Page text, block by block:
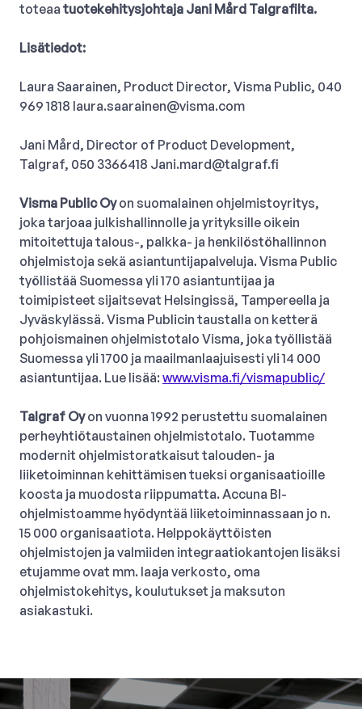
toteaa tuotekehitysjohtaja Jani Mård Talgrafilta.
Lisätiedot:
Laura Saarainen, Product Director, Visma Public, 040
969 1818 laura.saarainen@visma.com
Jani Mård, Director of Product Development,
Talgraf, 050 3366418 Jani.mard@talgraf.fi
Visma Public Oyon suomalainen ohjelmistoyritys,
joka tarjoaa julkishallinnolle ja yrityksille oikein
mitoitettuja talous-, palkka- ja henkilöstöhallinnon
ohjelmistoja sekä asiantuntijapalveluja. Visma Public
työllistää Suomessa yli 170 asiantuntijaa ja
toimipisteet sijaitsevat Helsingissä, Tampereella ja
Jyväskylässä. Visma Publicin taustalla on ketterä
pohjoismainen ohjelmistotalo Visma, joka työllistää
Suomessa yli 1700 ja maailmanlaajuisesti yli 14 000
asiantuntijaa. Lue lisää: www.visma.fi/vismapublic/
Talgraf Oyon vuonna 1992 perustettu suomalainen
perheyhtiötaustainen ohjelmistotalo. Tuotamme
modernit ohjelmistoratkaisut talouden- ja
liiketoiminnan kehittämisen tueksi organisaatioille
koosta ja muodosta riippumatta. Accuna BI-
ohjelmistoamme hyödyntää liiketoiminnassaan jo n.
15 000 organisaatiota. Helppokäyttöisten
ohjelmistojen ja valmiiden integraatiokantojen lisäksi
etujamme ovat mm. laaja verkosto, oma
ohjelmistokehitys, koulutukset ja maksuton
asiakastuki.